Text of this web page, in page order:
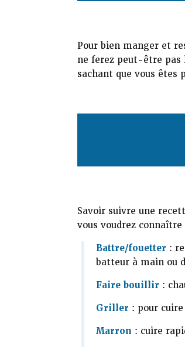
Pour bien manger et
ne ferez peut-être pas
sachant que vous êtes
Savoir suivre une
vous voudrez
Battre/fouetter :
batteur à main ou
Faire bouillir :
Griller : pour
Marron : cuire